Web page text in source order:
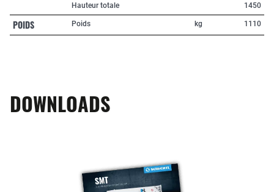
Hauteur totale
1450
POIDS Poids kg 1110
DOWNLOADS